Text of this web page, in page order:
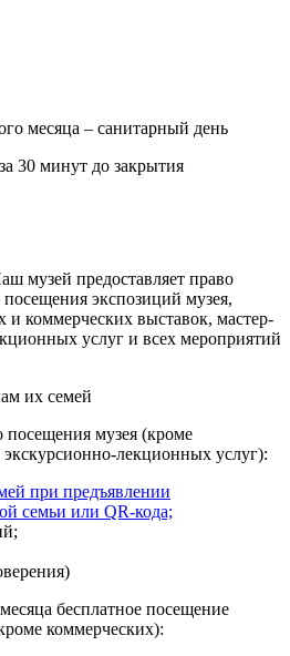
месяца – санитарный день
30 минут до закрытия
музей предоставляет право
посещения экспозиций музея,
коммерческих выставок, мастер-
услуг и всех мероприятий
их семей
посещения музея (кроме
лекционных услуг):
при предъявлении
семьи или QR-кода;
бесплатное посещение
коммерческих):